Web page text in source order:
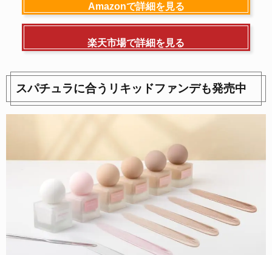
Amazonで詳細を見る
楽天市場で詳細を見る
スパチュラに合うリキッドファンデも発売中